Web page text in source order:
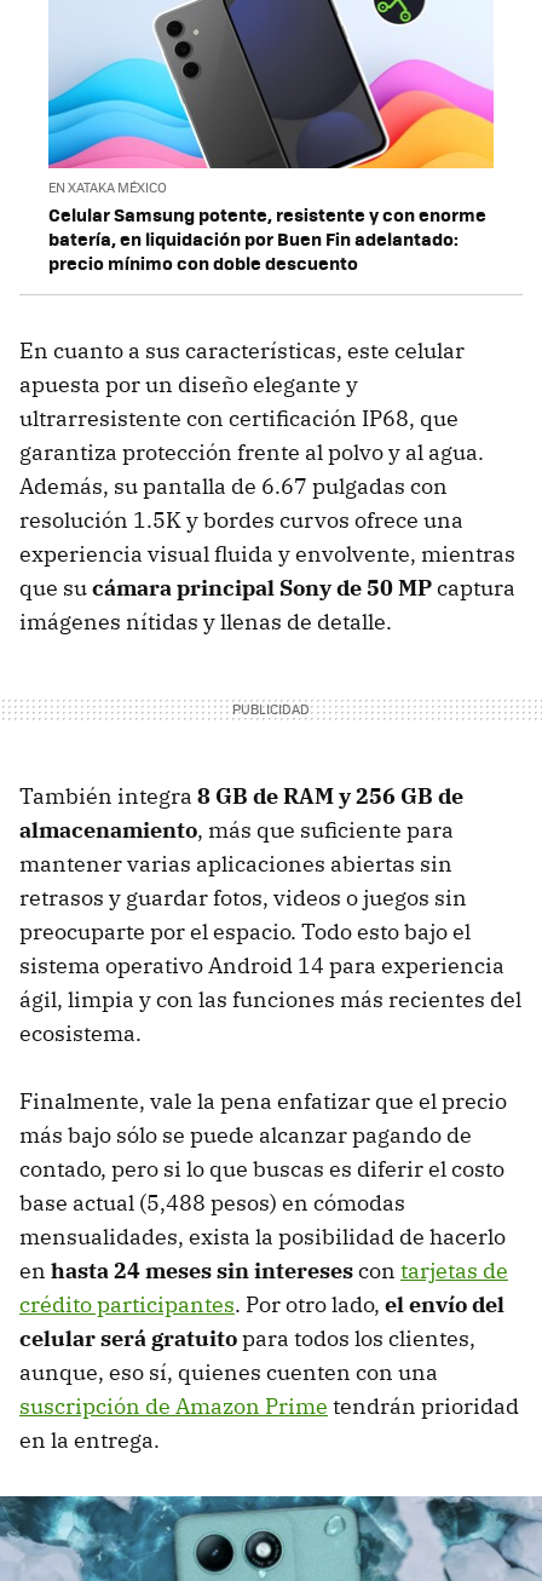
EN XATAKA MÉXICO
Celular Samsung potente, resistente y con enorme
batería, en liquidación por Buen Fin adelantado:
precio mínimo con doble descuento
En cuanto a sus características, este celular
apuesta por un diseño elegante y
ultrarresistente con certificación IP68, que
garantiza protección frente al polvo y al agua.
Además, su pantalla de 6.67 pulgadas con
resolución 1.5K y bordes curvos ofrece una
experiencia visual fluida y envolvente, mientras
que sucámara principal Sony de 50 MPcaptura
imágenes nítidas y llenas de detalle.
También integra 8 GB de RAM y 256 GB de
almacenamiento, más que suficiente para
mantener varias aplicaciones abiertas sin
retrasos y guardar fotos, videos o juegos sin
preocuparte por el espacio. Todo esto bajo el
sistema operativo Android 14 para experiencia
ágil, limpia y con las funciones más recientes del
ecosistema.
Finalmente, vale la pena enfatizar que el precio
más bajo sólo se puede alcanzar pagando de
contado, pero si lo que buscas es diferir el costo
base actual (5,488 pesos) en cómodas
mensualidades, exista la posibilidad de hacerlo
en hasta 24 meses sin interesescon tarjetas de
crédito participantes. Por otro lado, el envío del
celular será gratuitopara todos los clientes,
aunque, eso sí, quienes cuenten con una
suscripción de Amazon Prime tendrán prioridad
en la entrega.